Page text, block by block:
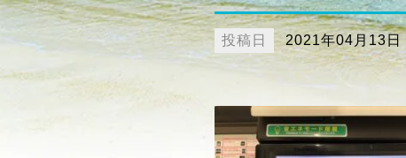
投稿日 2021年04月13日